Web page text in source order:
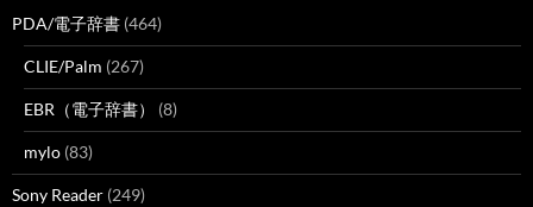
PDA/電子辞書 (464)
CLIE/Palm (267)
EBR（電子辞書） (8)
mylo (83)
Sony Reader (249)